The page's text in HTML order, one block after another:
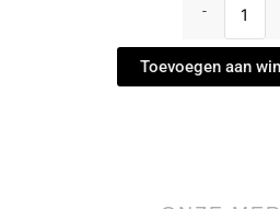
-
Bleu
by
Toevoegen aan